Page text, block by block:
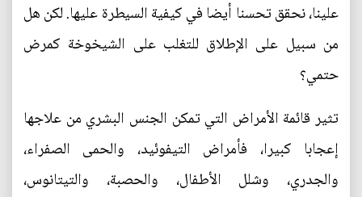
علينا، نحقق تحسنا أيضا في كيفية السيطرة عليها. لكن هل
من سبيل على الإطلاق للتغلب على الشيخوخة كمرض
حتمي؟
تثير قائمة الأمراض التي تمكن الجنس البشري من علاجها
إعجابا كبيرا، فأمراض التيفوئيد، والحمى الصفراء،
والجدري، وشلل الأطفال، والحصبة، والتيتانوس،